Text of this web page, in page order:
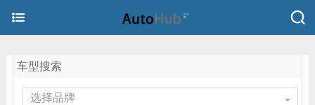
车型搜索
选择品牌